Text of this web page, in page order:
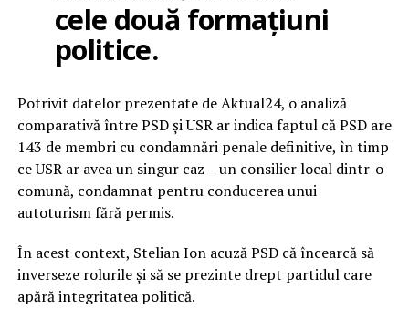
cele două formațiuni
politice.
Potrivit datelor prezentate de Aktual24, o analiză
comparativă între PSD și USR ar indica faptul că PSD are
143 de membri cu condamnări penale definitive, în timp
ce USR ar avea un singur caz – un consilier local dintr-o
comună, condamnat pentru conducerea unui
autoturism fără permis.
În acest context, Stelian Ion acuză PSD că încearcă să
inverseze rolurile și să se prezinte drept partidul care
apără integritatea politică.